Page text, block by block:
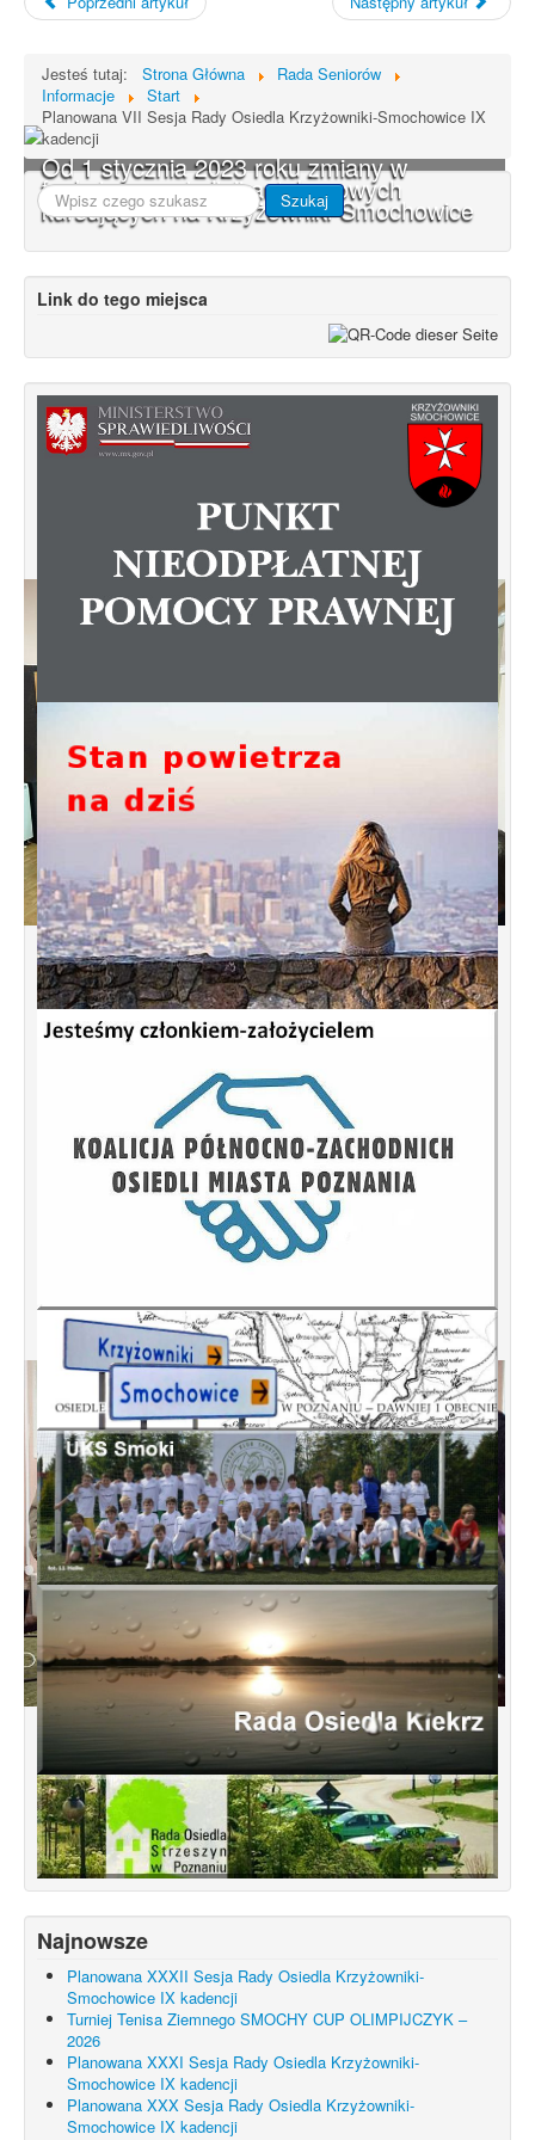
Od 1 stycznia 2023 roku zmiany w
funkcjonowaniu linii autobusowych
kursujących na Krzyżowniki-Smochowice
Spotkanie informacyjne w sprawie
budowy ulic Łebska, Łagowska,
Kociewska, Żukowska
Konsultacje dotyczące terenu
Smochowice Południe w rejonie ulic
położonych pomiędzy Wejherowską,
Starogardzką, Pniewską, Pelplińską.
Jesteś tutaj: Strona Główna
Rada Seniorów
Informacje
Start
Planowana VII Sesja Rady Osiedla Krzyżowniki-Smochowice IX
kadencji
Szukaj... Szukaj
Link do tego miejsca
Najnowsze
Planowana XXXII Sesja Rady Osiedla Krzyżowniki-
Smochowice IX kadencji
Turniej Tenisa Ziemnego SMOCHY CUP OLIMPIJCZYK –
2026
Planowana XXXI Sesja Rady Osiedla Krzyżowniki-
Smochowice IX kadencji
Planowana XXX Sesja Rady Osiedla Krzyżowniki-
Smochowice IX kadencji